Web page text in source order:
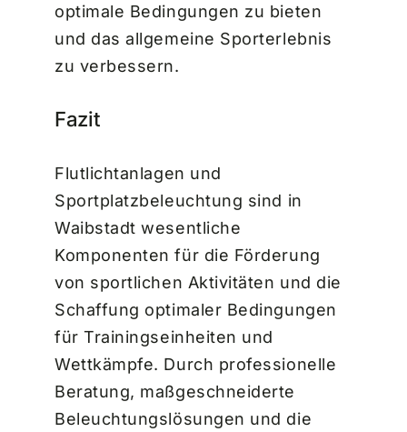
optimale Bedingungen zu bieten
und das allgemeine Sporterlebnis
zu verbessern.
Fazit
Flutlichtanlagen und
Sportplatzbeleuchtung sind in
Waibstadt wesentliche
Komponenten für die Förderung
von sportlichen Aktivitäten und die
Schaffung optimaler Bedingungen
für Trainingseinheiten und
Wettkämpfe. Durch professionelle
Beratung, maßgeschneiderte
Beleuchtungslösungen und die